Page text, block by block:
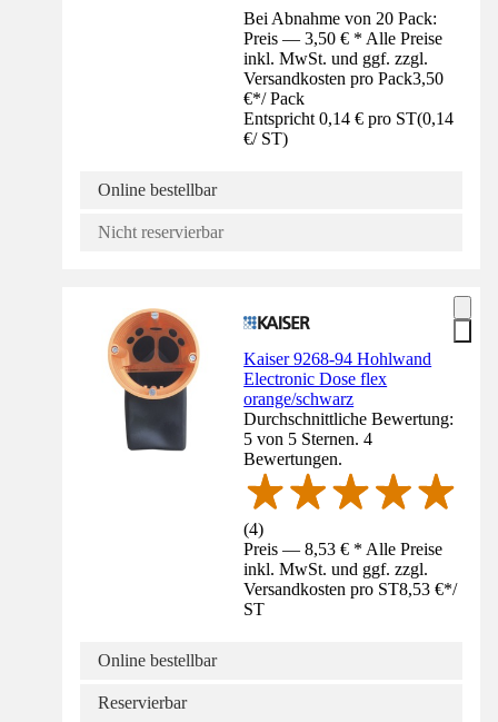
Bei Abnahme von 20 Pack:
Preis — 3,50 € * Alle Preise
inkl. MwSt. und ggf. zzgl.
Versandkosten pro Pack3,50
€*/ Pack
Entspricht 0,14 € pro ST(0,14
€/ ST)
Online bestellbar
Nicht reservierbar
Kaiser 9268-94 Hohlwand
Electronic Dose flex
orange/schwarz
Durchschnittliche Bewertung:
5 von 5 Sternen. 4
Bewertungen.
(4)
Preis — 8,53 € * Alle Preise
inkl. MwSt. und ggf. zzgl.
Versandkosten pro ST8,53 €*/
ST
Online bestellbar
Reservierbar